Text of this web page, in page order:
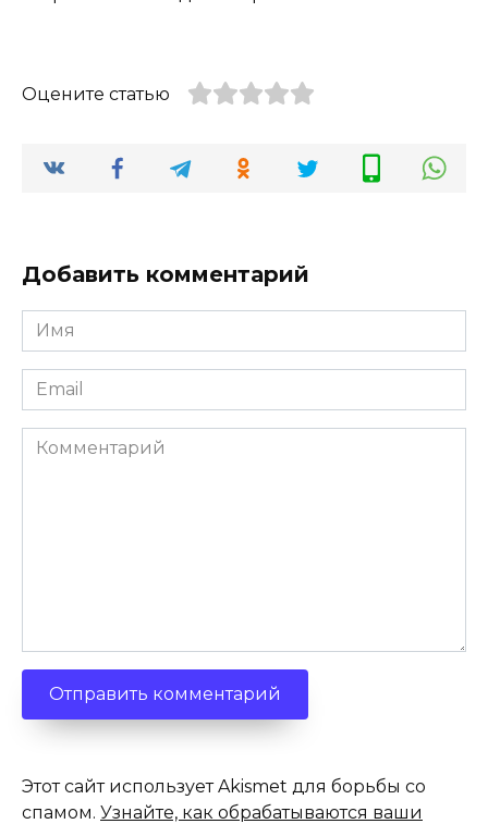
Оцените статью
Добавить комментарий
Имя
*
Email
*
Комментарий
Этот сайт использует Akismet для борьбы со
спамом. Узнайте, как обрабатываются ваши